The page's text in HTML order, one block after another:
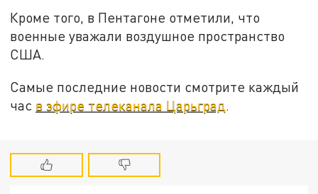
Кроме того, в Пентагоне отметили, что
военные уважали воздушное пространство
США.
Самые последние новости смотрите каждый
час в эфире телеканала Царьград